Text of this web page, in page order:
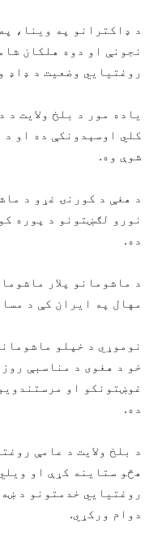
د ډاکترانو په وینا،
نجونې او دوه هلکان
روغتیايي وضعیت د ډاډ
یاده مور د بلخ ولایت
کلي اوسېدونکې ده او د
شوې وه.
د هغې د کورنۍ غړو د
نورو لګښتونو د پوره
ده.
د ماشومانو پلار
مهال په ايران کې د
نوموړي د خپلو
خو د هغوی د مناسبې
غوښتونکو او
ده.
د بلخ ولایت د عامې
هڅو ستاینه کړې او
روغتیايي خدمتونو د
دوام ورکړي.